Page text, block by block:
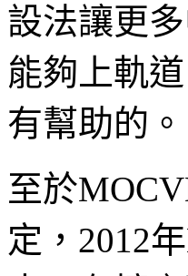
設法讓更
能夠上軌
有幫助的。
至於
定，2012